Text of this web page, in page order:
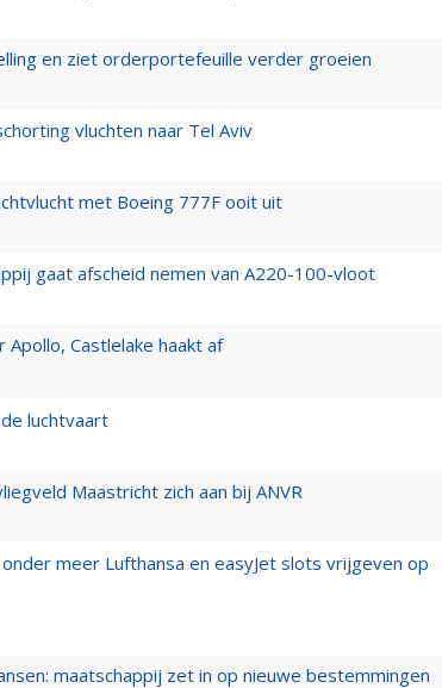
en ziet orderportefeuille verder groeien
vluchten naar Tel Aviv
met Boeing 777F ooit uit
gaat afscheid nemen van A220-100-vloot
Castlelake haakt af
luchtvaart
Maastricht zich aan bij ANVR
meer Lufthansa en easyJet slots vrijgeven op
maatschappij zet in op nieuwe bestemmingen